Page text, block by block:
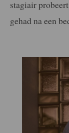
stagiair
gehad na een